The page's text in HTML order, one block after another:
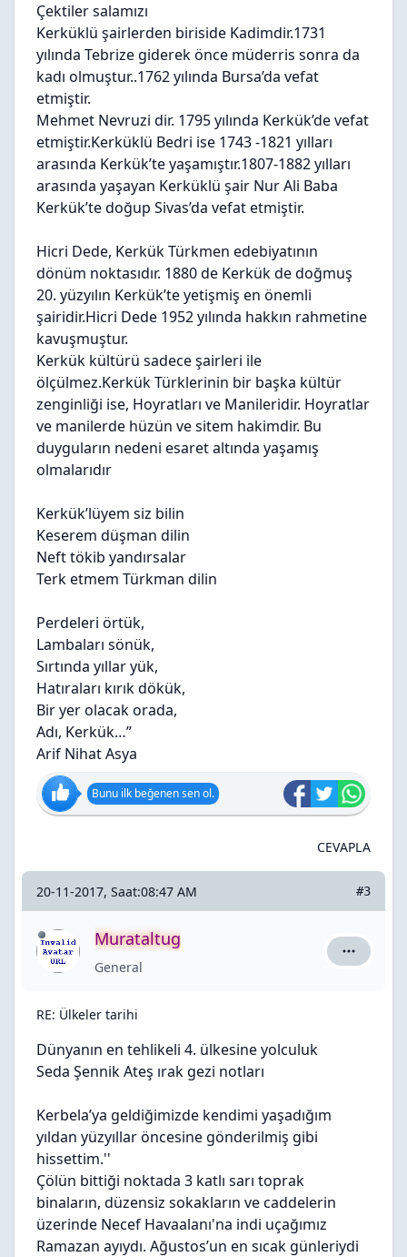
Çektiler salamızı
Kerküklü şairlerden biriside Kadimdir.1731
yılında Tebrize giderek önce müderris sonra da
kadı olmuştur..1762 yılında Bursa’da vefat
etmiştir.
Mehmet Nevruzi dir. 1795 yılında Kerkük’de vefat
etmiştir.Kerküklü Bedri ise 1743 -1821 yılları
arasında Kerkük’te yaşamıştır.1807-1882 yılları
arasında yaşayan Kerküklü şair Nur Ali Baba
Kerkük’te doğup Sivas’da vefat etmiştir.
Hicri Dede, Kerkük Türkmen edebiyatının
dönüm noktasıdır. 1880 de Kerkük de doğmuş
20. yüzyılın Kerkük’te yetişmiş en önemli
şairidir.Hicri Dede 1952 yılında hakkın rahmetine
kavuşmuştur.
Kerkük kültürü sadece şairleri ile
ölçülmez.Kerkük Türklerinin bir başka kültür
zenginliği ise, Hoyratları ve Manileridir. Hoyratlar
ve manilerde hüzün ve sitem hakimdir. Bu
duyguların nedeni esaret altında yaşamış
olmalarıdır
Kerkük’lüyem siz bilin
Keserem düşman dilin
Neft tökib yandırsalar
Terk etmem Türkman dilin
Perdeleri örtük,
Lambaları sönük,
Sırtında yıllar yük,
Hatıraları kırık dökük,
Bir yer olacak orada,
Adı, Kerkük…”
Arif Nihat Asya
Bunu ilk beğenen sen ol.
CEVAPLA
20-11-2017, Saat:08:47 AM #3
Murataltug
General
RE: Ülkeler tarihi
Dünyanın en tehlikeli 4. ülkesine yolculuk
Seda Şennik Ateş ırak gezi notları
Kerbela’ya geldiğimizde kendimi yaşadığım
yıldan yüzyıllar öncesine gönderilmiş gibi
hissettim.''
Çölün bittiği noktada 3 katlı sarı toprak
binaların, düzensiz sokakların ve caddelerin
üzerinde Necef Havaalanı'na indi uçağımız
Ramazan ayıydı. Ağustos’un en sıcak günleriydi